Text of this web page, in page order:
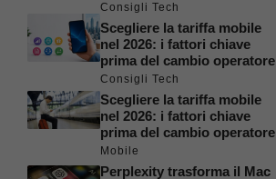
Consigli Tech
Scegliere la tariffa mobile
nel 2026: i fattori chiave
prima del cambio operatore
Consigli Tech
Scegliere la tariffa mobile
nel 2026: i fattori chiave
prima del cambio operatore
Mobile
Perplexity trasforma il Mac